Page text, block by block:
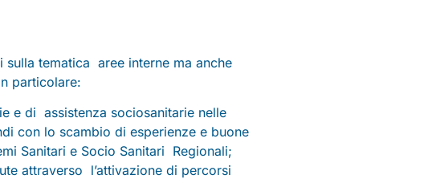
tematica aree interne ma anche
particolare:
e di assistenza sociosanitarie nelle
con lo scambio di esperienze e buone
Sanitari e Socio Sanitari Regionali;
attraverso l’attivazione di percorsi